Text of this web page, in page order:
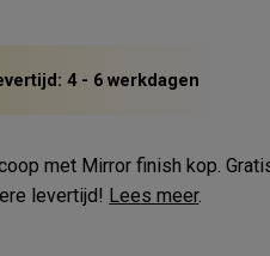
4 - 6 werkdagen
met Mirror finish kop.
levertijd! Lees meer.